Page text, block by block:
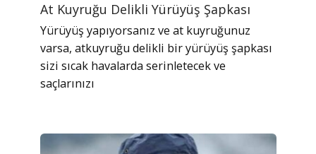
At Kuyruğu Delikli Yürüyüş Şapkası
Yürüyüş yapıyorsanız ve at kuyruğunuz
varsa, atkuyruğu delikli bir yürüyüş şapkası
sizi sıcak havalarda serinletecek ve
saçlarınızı